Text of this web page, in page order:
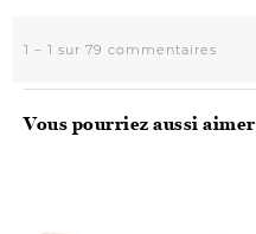
Vous pourriez aussi aimer